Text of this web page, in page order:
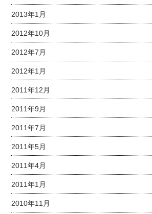
2013年1月
2012年10月
2012年7月
2012年1月
2011年12月
2011年9月
2011年7月
2011年5月
2011年4月
2011年1月
2010年11月